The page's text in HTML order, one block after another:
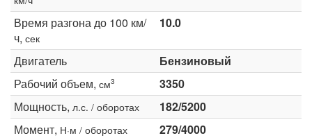
Время разгона до 100 км/
ч, сек
10.0
Двигатель
Бензиновый
Рабочий объем, см3
3350
Мощность, л.с. / оборотах
182/5200
Момент, Н·м / оборотах
279/4000